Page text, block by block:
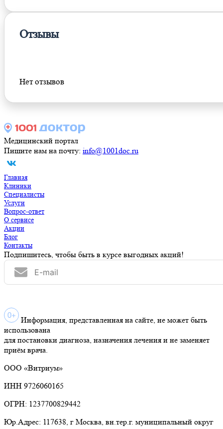
Отзывы
Нет отзывов
Медицинский портал
Пишите нам на почту: info@1001doc.ru
Главная
Клиники
Специалисты
Услуги
Вопрос-ответ
О сервисе
Акции
Блог
Контакты
Подпишитесь, чтобы быть в курсе выгодных акций!
Информация, представленная на сайте, не может быть
использована
для постановки диагноза, назначения лечения и не заменяет
приём врача.
ООО «Витриум»
ИНН 9726060165
ОГРН: 1237700829442
Юр.Адрес: 117638, г Москва, вн.тер.г. муниципальный округ